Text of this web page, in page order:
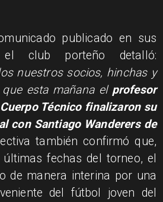
publicado en sus
el club porteño detalló:
nuestros socios, hinchas y
esta mañana elprofesor
Técnico finalizaron su
con Santiago Wanderers de
también confirmó que,
fechas del torneo, el
de manera interina por una
del fútbol joven del